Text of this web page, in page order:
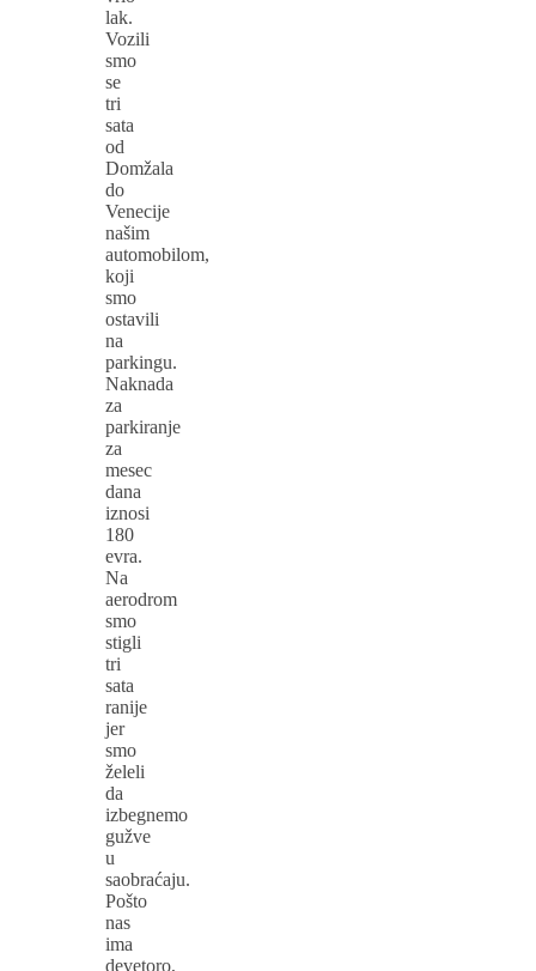
lak.
Vozili
smo
se
tri
sata
od
Domžala
do
Venecije
našim
automobilom,
koji
smo
ostavili
na
parkingu.
Naknada
za
parkiranje
za
mesec
dana
iznosi
180
evra.
Na
aerodrom
smo
stigli
tri
sata
ranije
jer
smo
želeli
da
izbegnemo
gužve
u
saobraćaju.
Pošto
nas
ima
devetoro,